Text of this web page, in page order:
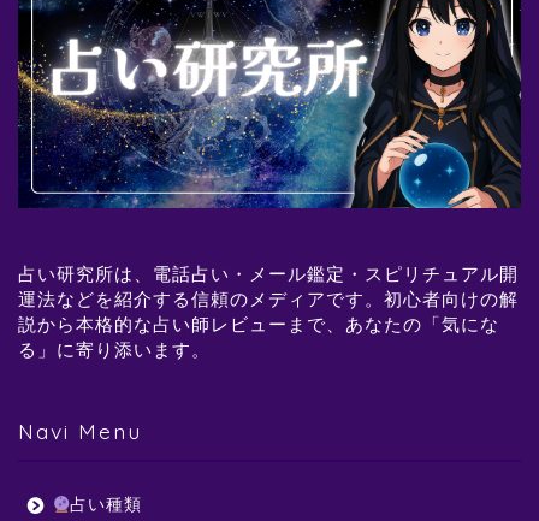
占い研究所は、電話占い・メール鑑定・スピリチュアル開
運法などを紹介する信頼のメディアです。初心者向けの解
説から本格的な占い師レビューまで、あなたの「気にな
る」に寄り添います。
Navi Menu
占い種類